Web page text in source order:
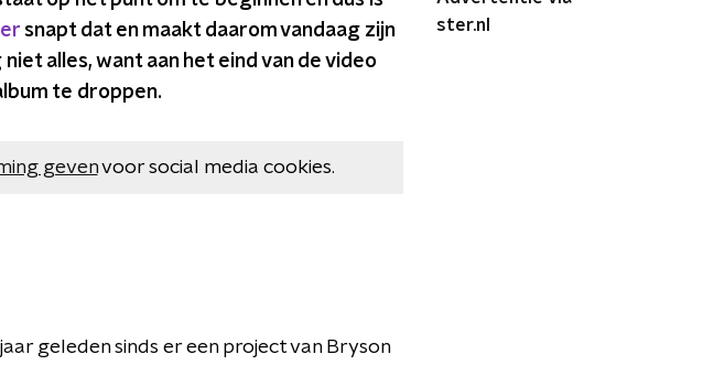
snapt dat en maakt daarom vandaag zijn
alles, want aan het eind van de video
te droppen.
gevenvoor social media cookies.
geleden sinds er een project van Bryson
ster.nl